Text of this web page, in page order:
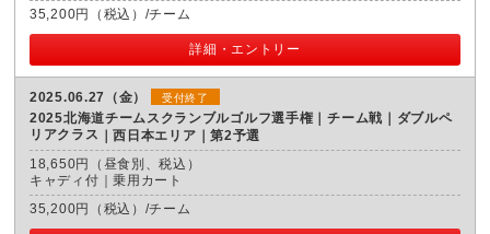
35,200円（税込）/チーム
詳細・エントリー
2025.06.27（金） 受付終了
2025北海道チームスクランブルゴルフ選手権｜チーム戦｜ダブルペ
リアクラス
西日本エリア｜第2予選
18,650円（昼食別、税込）
キャディ付｜乗用カート
35,200円（税込）/チーム